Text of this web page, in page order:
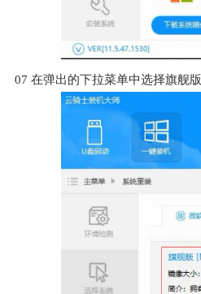
07 在弹出的下拉菜单中选择旗舰版